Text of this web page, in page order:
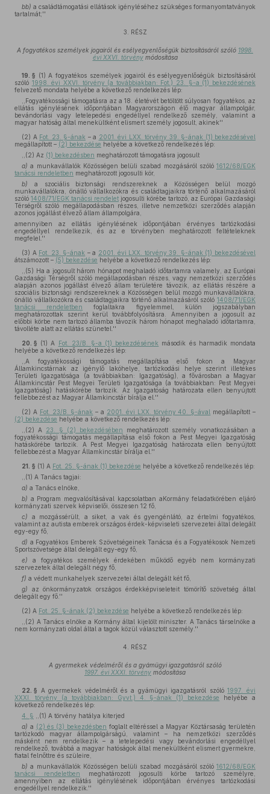
bb) a családtámogatási ellátások igényléséhez szükséges formanyomtatványok
tartalmát;''
3. RÉSZ
A fogyatékos személyek jogairól és esélyegyenlőségük biztosításáról szóló 1998.
évi XXVI. törvénymódosítása
19. § (1) A fogyatékos személyek jogairól és esélyegyenlőségük biztosításáról
szóló 1998. évi XXVI. törvény (a továbbiakban: Fot.) 23. §-a (1) bekezdésének
felvezető mondata helyébe a következő rendelkezés lép:
,,Fogyatékossági támogatásra az a 18. életévét betöltött súlyosan fogyatékos, az
ellátás igénylésének időpontjában Magyarországon élő magyar állampolgár,
bevándorlási vagy letelepedési engedéllyel rendelkező személy, valamint a
magyar hatóság által menekültként elismert személy jogosult, akinek''
(2) A Fot. 23. §-ának – a 2001. évi LXX. törvény 39. §-ának (1) bekezdésével
megállapított – (2) bekezdése helyébe a következő rendelkezés lép:
,,(2) Az (1) bekezdésben meghatározott támogatásra jogosult
a) a munkavállalók Közösségen belüli szabad mozgásáról szóló 1612/68/EGK
tanácsi rendeletben meghatározott jogosulti kör,
b) a szociális biztonsági rendszereknek a Közösségen belül mozgó
munkavállalókra, önálló vállalkozókra és családtagjaikra történő alkalmazásáról
szóló 1408/71/EGK tanácsi rendelet jogosulti körébe tartozó, az Európai Gazdasági
Térségről szóló megállapodásban részes, illetve nemzetközi szerződés alapján
azonos jogállást élvező állam állampolgára,
amennyiben az ellátás igénylésének időpontjában érvényes tartózkodási
engedéllyel rendelkezik, és az e törvényben meghatározott feltételeknek
megfelel.''
(3) A Fot. 23. §-ának – a 2001. évi LXX. törvény 39. §-ának (1) bekezdésével
átszámozott – (5) bekezdése helyébe a következő rendelkezés lép:
,,(5) Ha a jogosult három hónapot meghaladó időtartamra valamely, az Európai
Gazdasági Térségről szóló megállapodásban részes, vagy nemzetközi szerződés
alapján azonos jogállást élvező állam területére távozik, az ellátás részére a
szociális biztonsági rendszereknek a Közösségen belül mozgó munkavállalókra,
önálló vállalkozókra és családtagjaikra történő alkalmazásáról szóló 1408/71/EGK
tanácsi rendeletben
foglaltakra figyelemmel, külön jogszabályban
meghatározottak szerint kerül továbbfolyósításra. Amennyiben a jogosult az
előbbi körbe nem tartozó államba távozik három hónapot meghaladó időtartamra,
távolléte alatt az ellátás szünetel.''
20. § (1) A Fot. 23/B. §-a (1) bekezdésének második és harmadik mondata
helyébe a következő rendelkezés lép:
,,A fogyatékossági támogatás megállapítása első fokon a Magyar
Államkincstárnak az igénylő lakóhelye, tartózkodási helye szerint illetékes
Területi Igazgatósága (a továbbiakban: Igazgatóság), a fővárosban a Magyar
Államkincstár Pest Megyei Területi Igazgatósága (a továbbiakban: Pest Megyei
Igazgatóság) hatáskörébe tartozik. Az Igazgatóság határozata ellen benyújtott
fellebbezést az Magyar Államkincstár bírálja el.''
(2) A Fot. 23/B. §-ának – a 2001. évi LXX. törvény 40. §-ával megállapított –
(2) bekezdése helyébe a következő rendelkezés lép:
,,(2) A 23. § (2) bekezdésében meghatározott személy vonatkozásában a
fogyatékossági támogatás megállapítása első fokon a Pest Megyei Igazgatóság
hatáskörébe tartozik. A Pest Megyei Igazgatóság határozata ellen benyújtott
fellebbezést a Magyar Államkincstár bírálja el.''
21. § (1) A Fot. 25. §-ának (1) bekezdése helyébe a következő rendelkezés lép:
,,(1) A Tanács tagjai:
a) a Tanács elnöke,
b) a Program megvalósításával kapcsolatban aKormány feladatkörében eljáró
kormányzati szervek képviselői, összesen 12 fő,
c) a mozgássérült, a siket, a vak és gyengénlátó, az értelmi fogyatékos,
valamint az autista emberek országos érdek-képviseleti szervezetei által delegált
egy-egy fő,
d) a Fogyatékos Emberek Szövetségeinek Tanácsa és a Fogyatékosok Nemzeti
Sportszövetsége által delegált egy-egy fő,
e) a fogyatékos személyek érdekében működő egyéb nem kormányzati
szervezetek által delegált négy fő,
f) a védett munkahelyek szervezetei által delegált két fő,
g) az önkormányzatok országos érdekképviseleteit tömörítő szövetség által
delegált egy fő.''
(2) A Fot. 25. §-ának (2) bekezdése helyébe a következő rendelkezés lép:
,,(2) A Tanács elnöke a Kormány által kijelölt miniszter. A Tanács társelnöke a
nem kormányzati oldal által a tagok közül választott személy.''
4. RÉSZ
A gyermekek védelméről és a gyámügyi igazgatásról szóló
1997. évi XXXI. törvény módosítása
22. § A gyermekek védelméről és a gyámügyi igazgatásról szóló1997. évi
XXXI. törvény (a továbbiakban: Gyvt.) 4. §-ának (1) bekezdése
helyébe a
következő rendelkezés lép:
4. § ,,(1) A törvény hatálya kiterjed
a) a (2) és (3) bekezdésben foglalt eltéréssel a Magyar Köztársaság területén
tartózkodó magyar állampolgárságú, valamint – ha nemzetközi szerződés
másként nem rendelkezik – a letelepedési vagy bevándorlási engedéllyel
rendelkező, továbbá a magyar hatóságok által menekültként elismert gyermekre,
fiatal felnőttre és szüleire,
b) a munkavállalók Közösségen belüli szabad mozgásáról szóló 1612/68/EGK
tanácsi rendeletben meghatározott jogosulti körbe tartozó személyre,
amennyiben az ellátás igénylésének időpontjában érvényes tartózkodási
engedéllyel rendelkezik.''